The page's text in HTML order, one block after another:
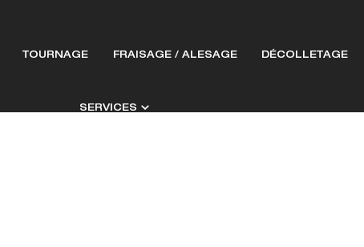
TOURNAGE FRAISAGE / ALESAGE DÉCOLLETAGE
SERVICES